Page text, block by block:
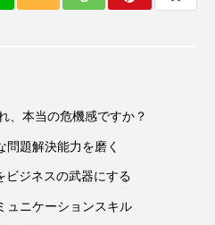
、本当の危機感ですか？
題解決能力を磨く
ビジネスの武器にする
ュニケーションスキル